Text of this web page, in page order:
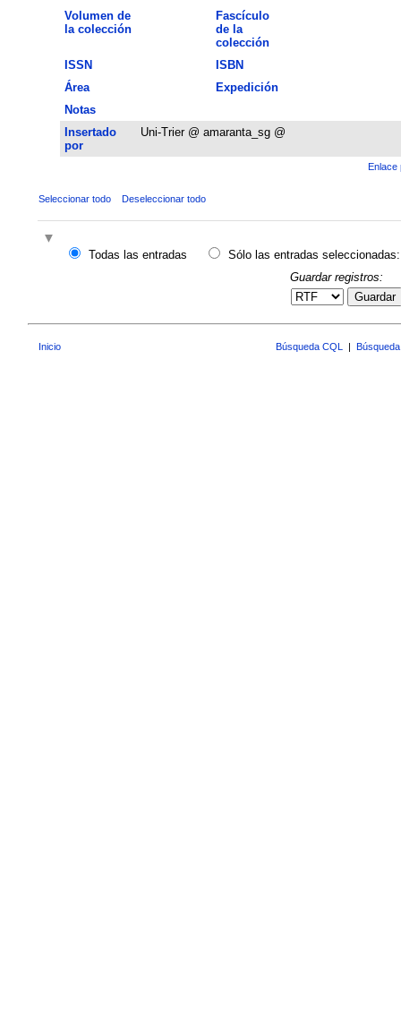
Volumen de
la colección
Fascículo
de la
colección
ISSN
ISBN
Área
Expedición
Notas
Insertado
por
Uni-Trier @ amaranta_sg @
Enlace
Seleccionar todo Deseleccionar todo
Todas las entradas
Sólo las entradas seleccionadas:
Guardar registros:
Guardar
Inicio Búsqueda CQL